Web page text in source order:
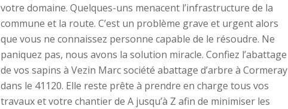
votre domaine. Quelques-uns menacent l’infrastructure de la
commune et la route. C’est un problème grave et urgent alors
que vous ne connaissez personne capable de le résoudre. Ne
paniquez pas, nous avons la solution miracle. Confiez l’abattage
de vos sapins à Vezin Marc société abattage d’arbre à Cormeray
dans le 41120. Elle reste prête à prendre en charge tous vos
travaux et votre chantier de A jusqu’à Z afin de minimiser les